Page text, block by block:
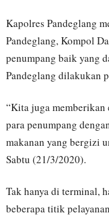
Kapolres Pandeglang
Pandeglang, Kompol
penumpang baik yang
Pandeglang dilakukan
“Kita juga memberikan
para penumpang
makanan yang bergizi
Sabtu (21/3/2020).
Tak hanya di terminal,
beberapa titik